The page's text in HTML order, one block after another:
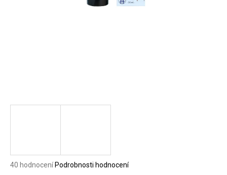
Průměrné
40 hodnocení Podrobnosti hodnocení
D